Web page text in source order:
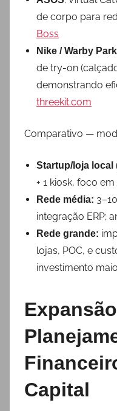
de corpo para
Boss
Nike / Warby
de try-on
demonstrando
threekit.com
Comparativo —
Startup/loja local
+ 1 kiosk, foco
Rede média:
integração ERP;
Rede grande:
lojas, POC, e
investimento
Capital